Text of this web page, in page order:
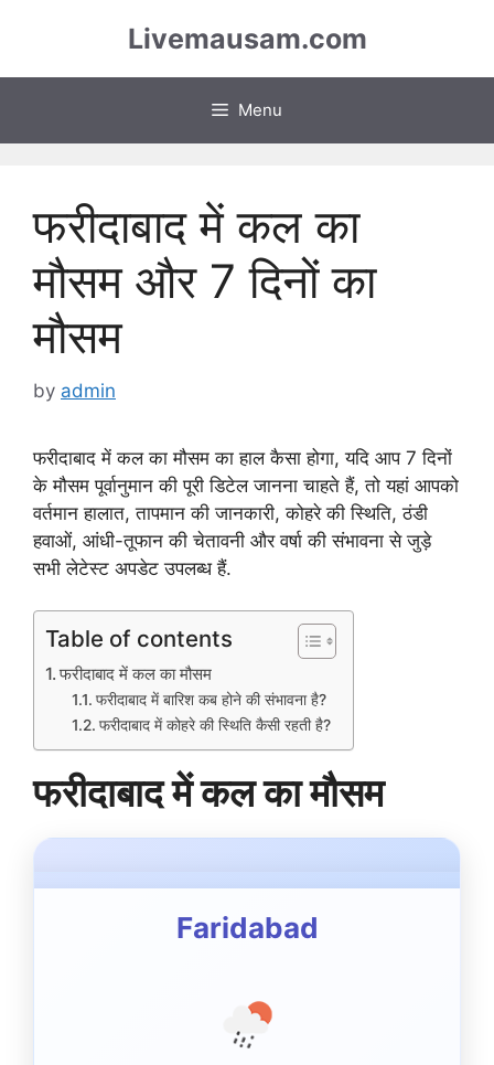
Livemausam.com
Menu
फरीदाबाद में कल का
मौसम और 7 दिनों का
मौसम
by admin
फरीदाबाद में कल का मौसम का हाल कैसा होगा, यदि आप 7 दिनों
के मौसम पूर्वानुमान की पूरी डिटेल जानना चाहते हैं, तो यहां आपको
वर्तमान हालात, तापमान की जानकारी, कोहरे की स्थिति, ठंडी
हवाओं, आंधी-तूफान की चेतावनी और वर्षा की संभावना से जुड़े
सभी लेटेस्ट अपडेट उपलब्ध हैं.
Table of contents
फरीदाबाद में कल का मौसम
फरीदाबाद में बारिश कब होने की संभावना है?
फरीदाबाद में कोहरे की स्थिति कैसी रहती है?
फरीदाबाद में कल का मौसम
Faridabad